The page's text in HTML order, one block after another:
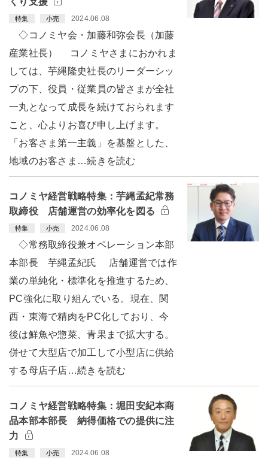
特集 小売 2024.06.08
◇コノミヤ会・加藤和弥会長（加藤
産業社長） コノミヤさまにおかれま
しては、芋縄隆史社長のリーダーシッ
プの下、役員・従業員の皆さまが全社
一丸となって成長を続けておられます
こと、心よりお喜び申し上げます。
「お客さま第一主義」を基盤とした、
地域のお客さま…続きを読む
コノミヤ経営戦略特集：芋縄孟紀常務
取締役 店舗運営の効率化を図る
特集 小売 2024.06.08
◇常務取締役兼オペレーション本部
本部長 芋縄孟紀氏 店舗運営では作
業の単純化・標準化を推進するため、
PC強化に取り組んでいる。現在、関
西・東海で精肉をPC化しており、今
後は鮮魚や惣菜、青果まで拡大する。
併せて大型店で加工して小型店に供給
する母店子店…続きを読む
コノミヤ経営戦略特集：堀田安紀本商
品本部本部長 納得価格での提供に注
力
特集 小売 2024.06.08